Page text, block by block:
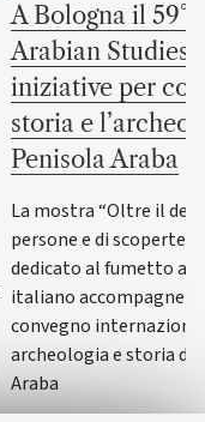
A Bologna il 59°
Arabian Studies:
iniziative per
storia e
Penisola Araba
La mostra “Oltre il
persone e di scoperte”
dedicato al fumetto
italiano
convegno
archeologia e storia
Araba